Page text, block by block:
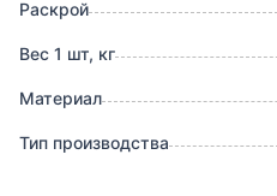
Раскрой
Вес 1 шт, кг
Материал
Тип производства